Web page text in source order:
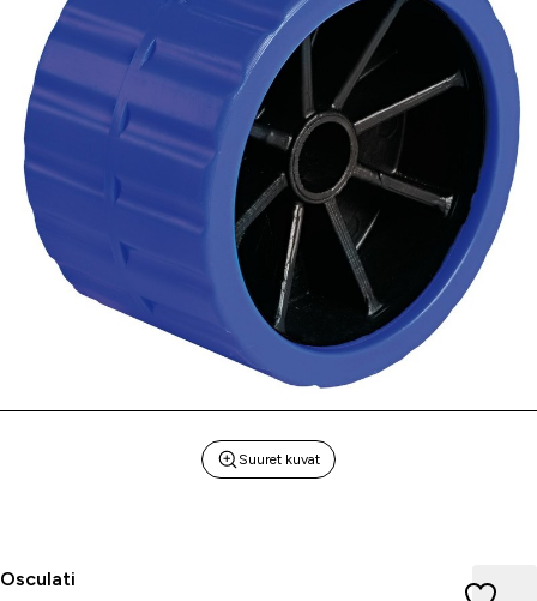
Suuret kuvat
Osculati
Sivupyörä 120 x 75 x 17mm